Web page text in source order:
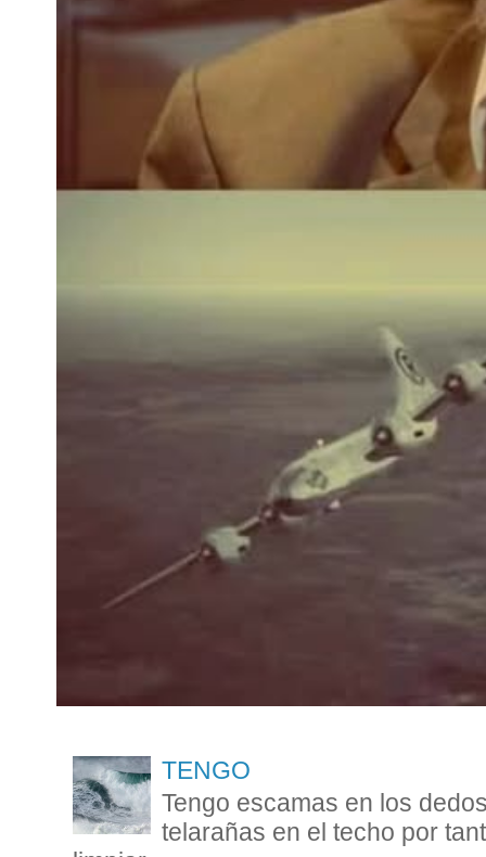
TENGO
Tengo escamas en los
telarañas en el techo por